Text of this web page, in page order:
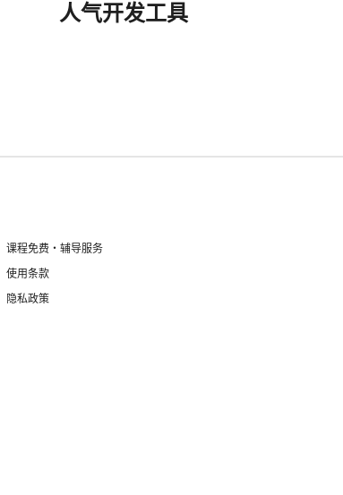
人气开发工具
课程免费・辅导服务
使用条款
隐私政策